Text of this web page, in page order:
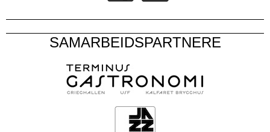
SAMARBEIDSPARTNERE